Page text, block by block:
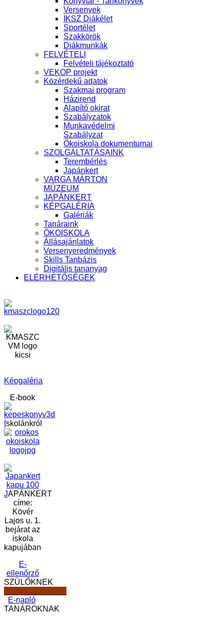
Versenyek
IKSZ Diákélet
Sportélet
Szakkörök
Diákmunkák
FELVÉTELI
Felvételi tájékoztató
VEKOP projekt
Közérdekű adatok
Szakmai program
Házirend
Alapító okirat
Szabályzatok
Munkavédelmi
Szabályzat
Ökoiskola dokumentumai
SZOLGÁLTATÁSAINK
Terembérlés
Japánkert
VARGA MÁRTON
MÚZEUM
JAPÁNKERT
KÉPGALÉRIA
Galériák
Tanáraink
ÖKOISKOLA
Állásajánlatok
Versenyeredmények
Skills Tanbázis
Digitális tananyag
ELÉRHETŐSÉGEK
Képgaléria
E-book
skolánkról
JAPÁNKERT
címe:
Kövér
Lajos u. 1.
bejárat az
iskola
kapujában
E-
ellenőrző
SZÜLŐKNEK
E-napló
TANÁROKNAK